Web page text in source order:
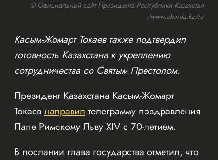
© Официальный сайт Президента Республики Казахстан
/www.akorda.kz/ru
Касым-Жомарт Токаев также подтвердил
готовность Казахстана к укреплению
сотрудничества со Святым Престолом.
Президент Казахстана Касым-Жомарт
Токаевнаправилтелеграмму поздравления
Папе Римскому Льву XIV с 70-летием.
В послании глава государства отметил, что